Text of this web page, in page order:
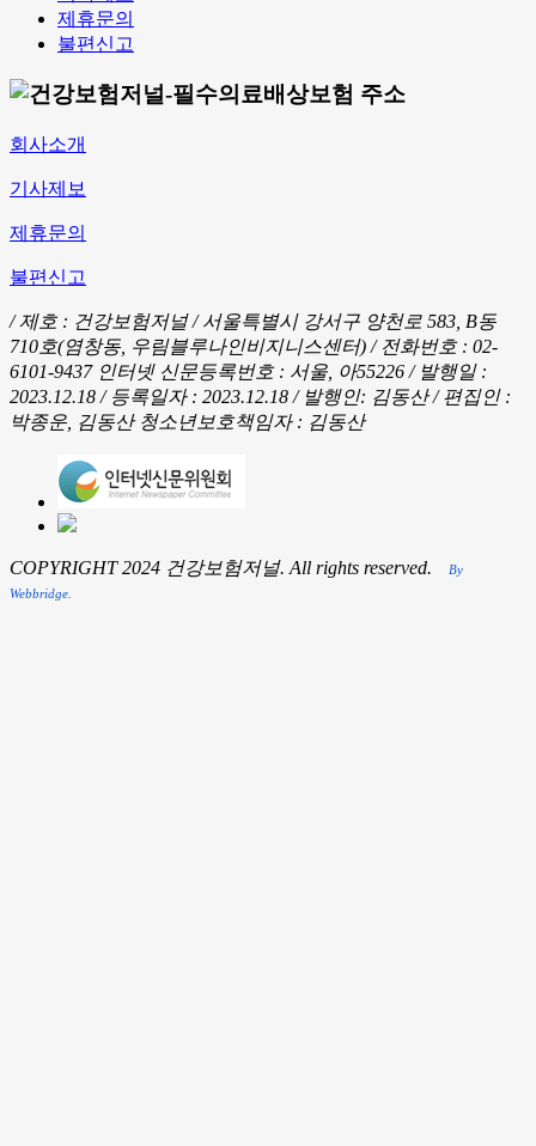
제휴문의
불편신고
회사소개
기사제보
제휴문의
불편신고
/ 제호 : 건강보험저널 /서울특별시 강서구 양천로 583, B동
710호(염창동, 우림블루나인비지니스센터) / 전화번호 : 02-
6101-9437 인터넷 신문등록번호 : 서울, 아55226 / 발행일 :
2023.12.18 / 등록일자 : 2023.12.18 / 발행인: 김동산 / 편집인 :
박종운, 김동산 청소년보호책임자 : 김동산
COPYRIGHT 2024 건강보험저널. All rights reserved.
By
Webbridge.